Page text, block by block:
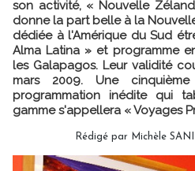
son activité, « Nouvelle
donne la part belle à la
dédiée à l'Amérique du Sud
Alma Latina » et programme
les Galapagos. Leur validité
mars 2009. Une
programmation inédite qui
gamme s'appellera « Voyages
Rédigé par Michèle